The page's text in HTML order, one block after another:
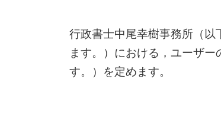
行政書士中尾幸樹事務所（
ます。）における，ユーザ
す。）を定めます。